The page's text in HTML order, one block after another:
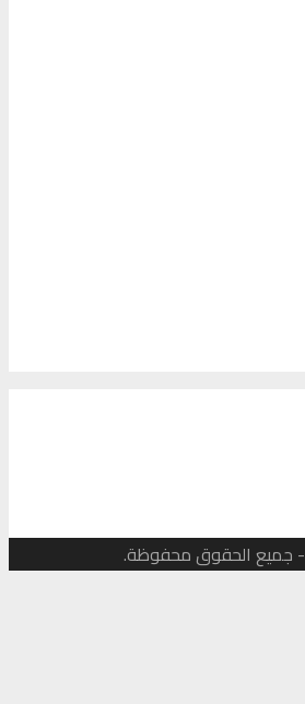
- جميع الحقوق محفوظة.